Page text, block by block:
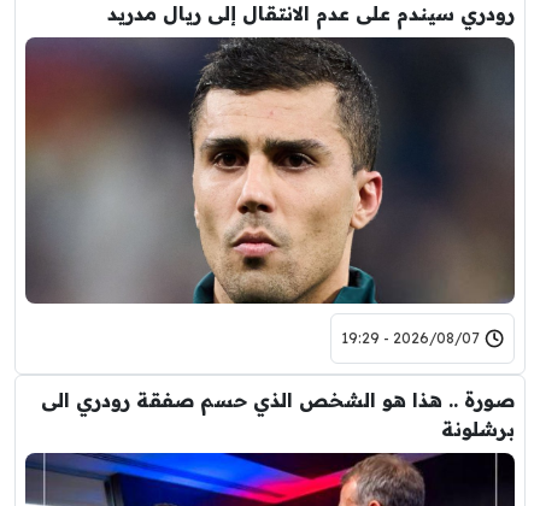
رودري سيندم على عدم الانتقال إلى ريال مدريد
2026/08/07 - 19:29
صورة .. هذا هو الشخص الذي حسم صفقة رودري الى
برشلونة